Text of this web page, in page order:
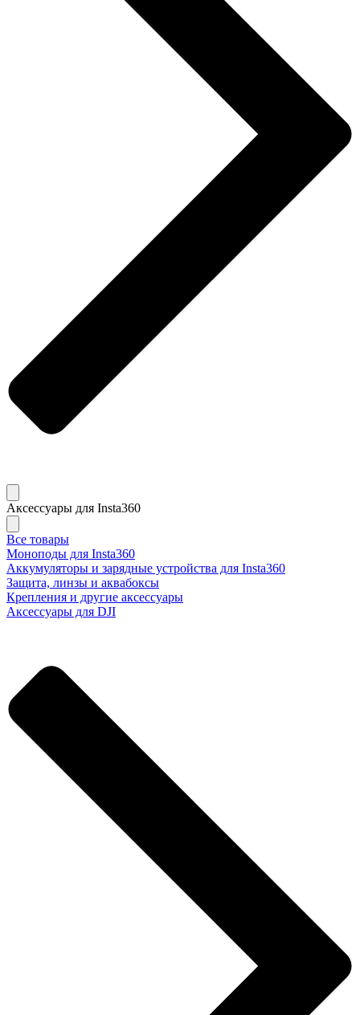
Аксессуары для Insta360
Все товары
Моноподы для Insta360
Аккумуляторы и зарядные устройства для Insta360
Защита, линзы и аквабоксы
Крепления и другие аксессуары
Аксессуары для DJI